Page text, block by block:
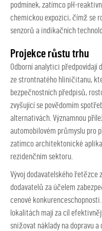
podmínek, zatímco pH-
chemickou expozici, čímž se
senzorů a indikačních
Projekce růstu trhu
Odborní analytici předpovídají
ze strontnatého hliničitanu,
bezpečnostních předpisů,
zvyšující se povědomím
alternativách. Významnou
automobilovém průmyslu pro
zatímco architektonické
rezidenčním sektoru.
Vývoj dodavatelského
dodavatelů za účelem
cenové
lokalitách mají za cíl
snižovat náklady na dopravu